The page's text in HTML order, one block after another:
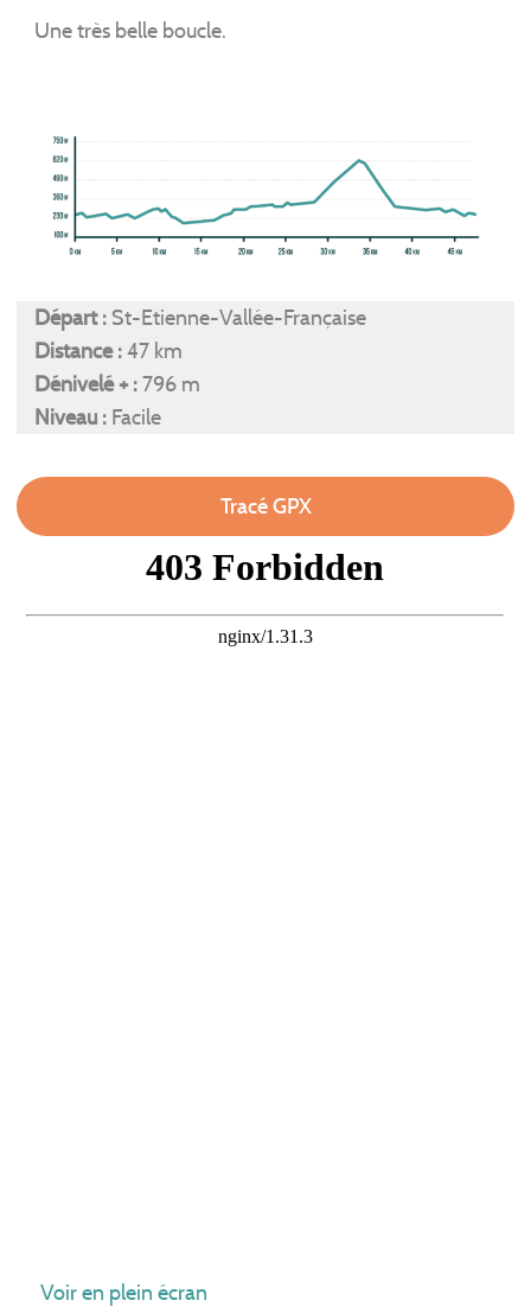
Une très belle boucle.
Départ :St-Etienne-Vallée-Française
Distance :47 km
Dénivelé + :796 m
Niveau : Facile
Tracé GPX
Voir en plein écran